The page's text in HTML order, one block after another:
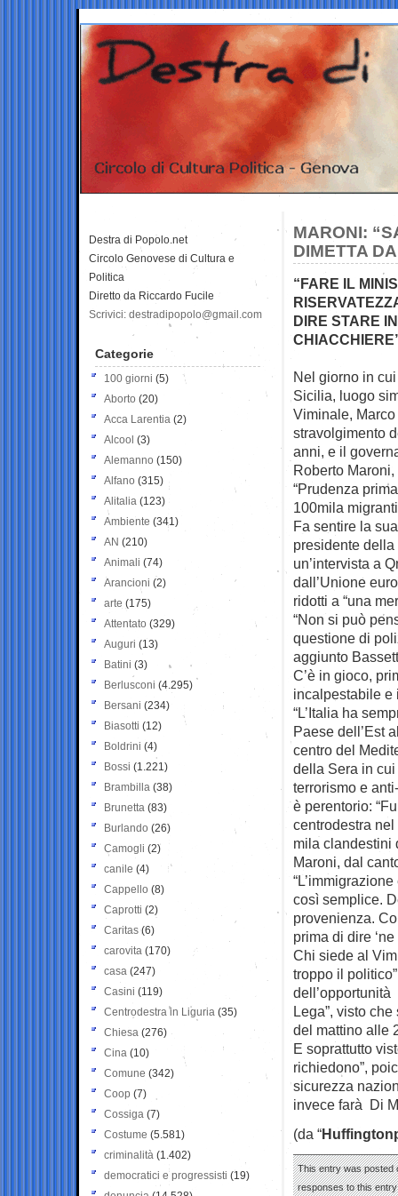
MARONI:
DIMETTA
“FARE IL
DIRE STARE
Nel giorno in
Sicilia, luogo
Viminale,
stravolgimento
anni, e il
Roberto
“Prudenza
100mila
Fa sentire la
presidente
un’intervista a
dall’Unione
ridotti a “una
“Non si può
questione di
aggiunto
C’è in gioco,
incalpestabile e
“L’Italia ha
Paese dell’Est
centro del
della Sera in
terrorismo e
è perentorio:
centrodestra
mila clandestini
Maroni, dal
così semplice.
provenienza.
prima di dire
Chi siede al
troppo il
Lega”, visto
del mattino alle
E soprattutto
richiedono”,
sicurezza
invece farà Di
(da “
This entry was posted
responses to this
Destra di Popolo.net
Circolo Genovese di Cultura e
Politica
Diretto da Riccardo Fucile
Scrivici: destradipopolo@gmail.com
Categorie
100 giorni (5)
Aborto (20)
Acca Larentia (2)
Alcool (3)
Alemanno (150)
Alfano (315)
Alitalia (123)
Ambiente (341)
AN (210)
Animali (74)
Arancioni (2)
arte (175)
Attentato (329)
Auguri (13)
Batini (3)
Berlusconi (4.295)
Bersani (234)
Biasotti (12)
Boldrini (4)
Bossi (1.221)
Brambilla (38)
Brunetta (83)
Burlando (26)
Camogli (2)
canile (4)
Cappello (8)
Caprotti (2)
Caritas (6)
carovita (170)
casa (247)
Casini (119)
Centrodestra in Liguria (35)
Chiesa (276)
Cina (10)
Comune (342)
Coop (7)
Cossiga (7)
Costume (5.581)
criminalità (1.402)
democratici e progressisti (19)